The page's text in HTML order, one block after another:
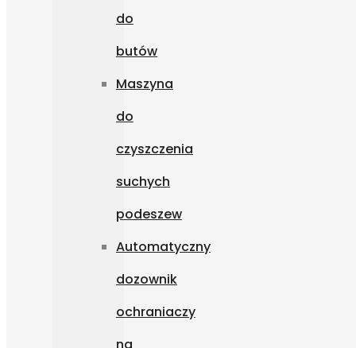
do
butów
Maszyna
do
czyszczenia
suchych
podeszew
Automatyczny
dozownik
ochraniaczy